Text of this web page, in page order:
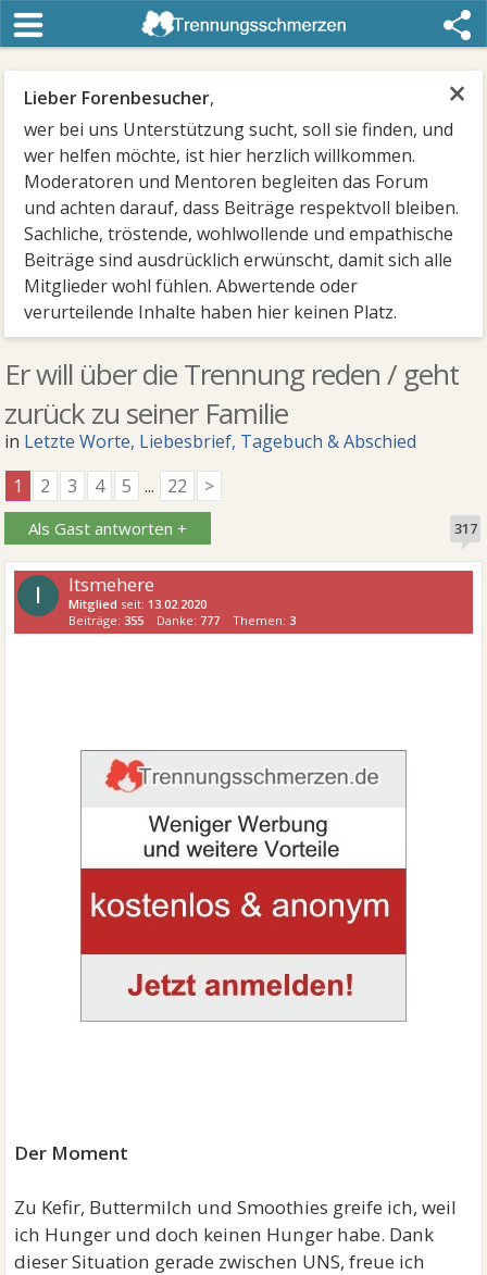
×
Lieber Forenbesucher,
wer bei uns Unterstützung sucht, soll sie finden, und
wer helfen möchte, ist hier herzlich willkommen.
Moderatoren und Mentoren begleiten das Forum
und achten darauf, dass Beiträge respektvoll bleiben.
Sachliche, tröstende, wohlwollende und empathische
Beiträge sind ausdrücklich erwünscht, damit sich alle
Mitglieder wohl fühlen. Abwertende oder
verurteilende Inhalte haben hier keinen Platz.
Er will über die Trennung reden / geht
zurück zu seiner Familie
in Letzte Worte, Liebesbrief, Tagebuch & Abschied
1
2 3 4 5 ... 22 >
Als Gast antworten + 317
I Itsmehere
Mitglied seit: 13.02.2020
Beiträge:355 Danke: 777 Themen:3
Der Moment
Zu Kefir, Buttermilch und Smoothies greife ich, weil
ich Hunger und doch keinen Hunger habe. Dank
dieser Situation gerade zwischen UNS, freue ich